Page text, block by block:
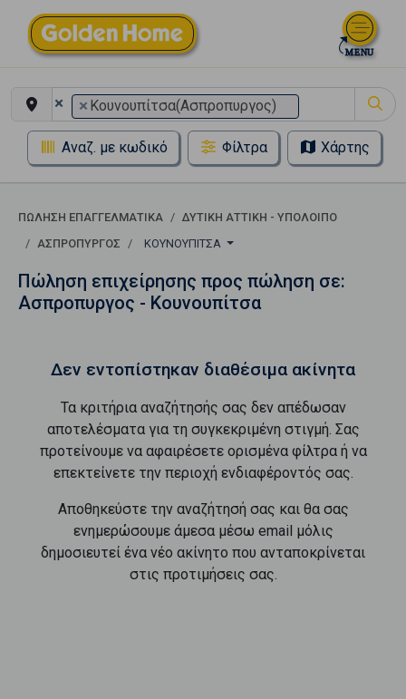
× × Κουνουπίτσα(Ασπροπυργος)
Αναζ. με κωδικό Φίλτρα Χάρτης
ΠΏΛΗΣΗ ΕΠΑΓΓΕΛΜΑΤΙΚΆ
ΔΥΤΙΚΗ ΑΤΤΙΚΗ - ΥΠΟΛΟΙΠΟ
ΑΣΠΡΟΠΥΡΓΟΣ
ΚΟΥΝΟΥΠΊΤΣΑ
Πώληση επιχείρησης προς πώληση σε:
Ασπροπυργος - Κουνουπίτσα
Δεν εντοπίστηκαν διαθέσιμα ακίνητα
Τα κριτήρια αναζήτησής σας δεν απέδωσαν
αποτελέσματα για τη συγκεκριμένη στιγμή. Σας
προτείνουμε να αφαιρέσετε ορισμένα φίλτρα ή να
επεκτείνετε την περιοχή ενδιαφέροντός σας.
Αποθηκεύστε την αναζήτησή σας και θα σας
ενημερώσουμε άμεσα μέσω email μόλις
δημοσιευτεί ένα νέο ακίνητο που ανταποκρίνεται
στις προτιμήσεις σας.